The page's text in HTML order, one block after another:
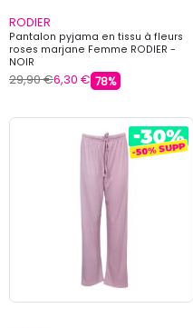
RODIER
Pantalon pyjama en tissu à fleurs
roses marjane Femme RODIER -
NOIR
29,90 €6,30 € 78%